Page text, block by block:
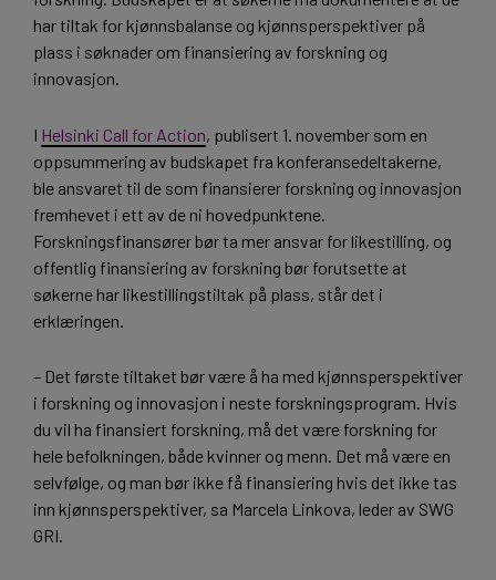
har tiltak for kjønnsbalanse og kjønnsperspektiver på
plass i søknader om finansiering av forskning og
innovasjon.
I Helsinki Call for Action, publisert 1. november som en
oppsummering av budskapet fra konferansedeltakerne,
ble ansvaret til de som finansierer forskning og innovasjon
fremhevet i ett av de ni hovedpunktene.
Forskningsfinansører bør ta mer ansvar for likestilling, og
offentlig finansiering av forskning bør forutsette at
søkerne har likestillingstiltak på plass, står det i
erklæringen.
– Det første tiltaket bør være å ha med kjønnsperspektiver
i forskning og innovasjon i neste forskningsprogram. Hvis
du vil ha finansiert forskning, må det være forskning for
hele befolkningen, både kvinner og menn. Det må være en
selvfølge, og man bør ikke få finansiering hvis det ikke tas
inn kjønnsperspektiver, sa Marcela Linkova, leder av SWG
GRI.